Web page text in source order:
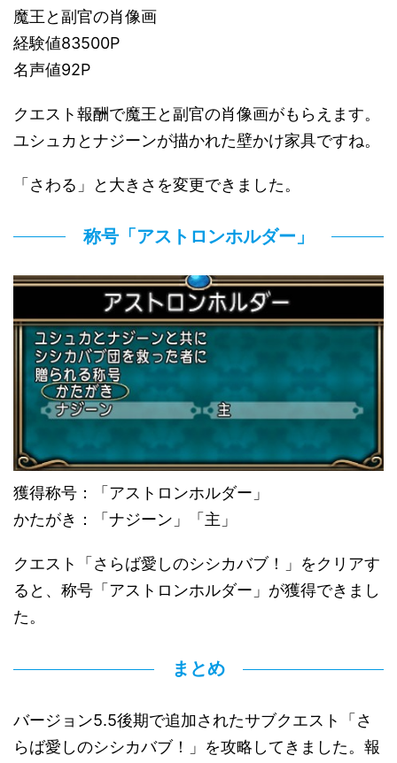
魔王と副官の肖像画
経験値83500P
名声値92P
クエスト報酬で魔王と副官の肖像画がもらえます。
ユシュカとナジーンが描かれた壁かけ家具ですね。
「さわる」と大きさを変更できました。
称号「アストロンホルダー」
獲得称号：「アストロンホルダー」
かたがき：「ナジーン」「主」
クエスト「さらば愛しのシシカバブ！」をクリアす
ると、称号「アストロンホルダー」が獲得できまし
た。
まとめ
バージョン5.5後期で追加されたサブクエスト「さ
らば愛しのシシカバブ！」を攻略してきました。報